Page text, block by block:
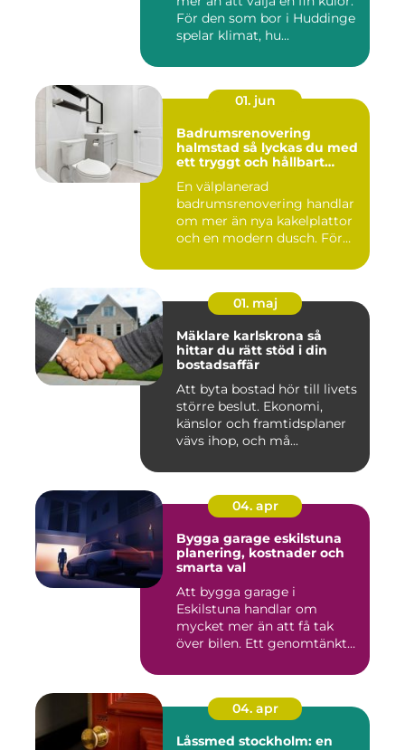
För den som bor i Huddinge
spelar klimat, hu...
01. jun
Badrumsrenovering
halmstad så lyckas du med
ett tryggt och hållbart
En välplanerad
badrumsrenovering handlar
om mer än nya kakelplattor
och en modern dusch. För
01. maj
Mäklare karlskrona så
hittar du rätt stöd i din
bostadsaffär
Att byta bostad hör till livets
större beslut. Ekonomi,
känslor och framtidsplaner
vävs ihop, och må...
04. apr
Bygga garage eskilstuna
planering, kostnader och
smarta val
Att bygga garage i
Eskilstuna handlar om
mycket mer än att få tak
över bilen. Ett genomtänkt
04. apr
Låssmed stockholm: en